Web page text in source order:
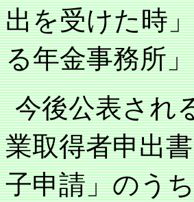
出を受けた時
る年金事務所
今後公表され
業取得者申出
子申請」のう